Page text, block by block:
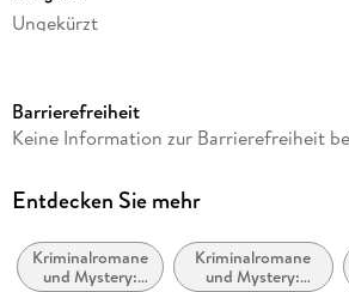
Ungekürzt
Reihe
Autor/Autorin
Sprecher/Sprecherin
Barrierefreiheit
Keine Information zur Barrierefreiheit
Entdecken Sie mehr
Kriminalromane
und Mystery:
Kriminalromane
und Mystery: